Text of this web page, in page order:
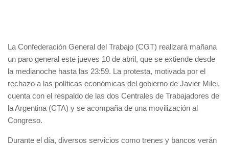
La Confederación General del Trabajo (CGT) realizará mañana
un paro general este jueves 10 de abril, que se extiende desde
la medianoche hasta las 23:59. La protesta, motivada por el
rechazo a las políticas económicas del gobierno de Javier Milei,
cuenta con el respaldo de las dos Centrales de Trabajadores de
la Argentina (CTA) y se acompaña de una movilización al
Congreso.
Durante el día, diversos servicios como trenes y bancos verán